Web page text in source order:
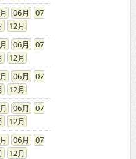
06
07
12
06
07
12
06
07
12
06
07
12
06
07
12